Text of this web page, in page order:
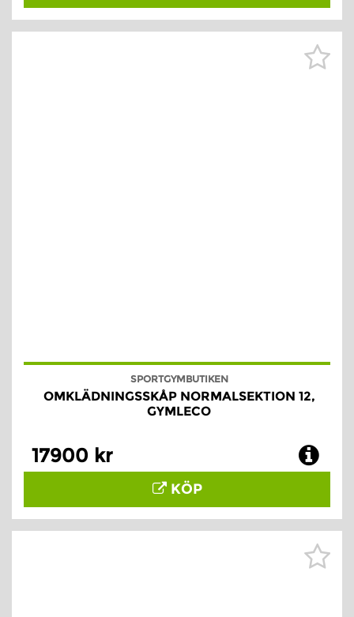
SPORTGYMBUTIKEN
OMKLÄDNINGSSKÅP NORMALSEKTION 12,
GYMLECO
17900 kr
KÖP